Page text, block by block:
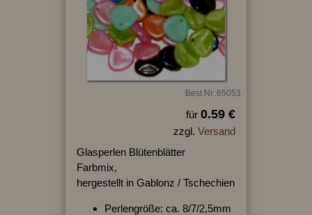
Best.Nr.:65053
für 0.59 €
zzgl. Versand
Glasperlen Blütenblätter
Farbmix,
hergestellt in Gablonz / Tschechien
Perlengröße: ca. 8/7/2,5mm